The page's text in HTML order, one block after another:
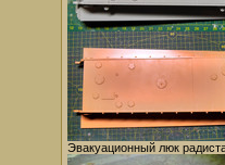
Эвакуационный люк